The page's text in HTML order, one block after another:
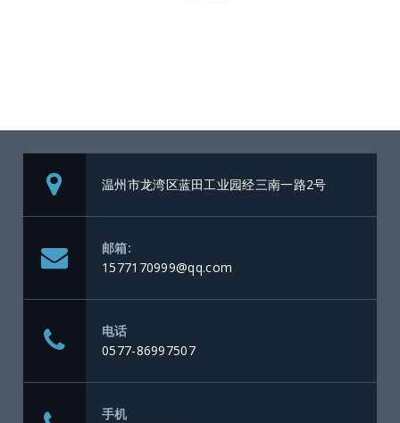
温州市龙湾区蓝田工业园经三南一路2号
邮箱:
1577170999@qq.com
电话
0577-86997507
手机